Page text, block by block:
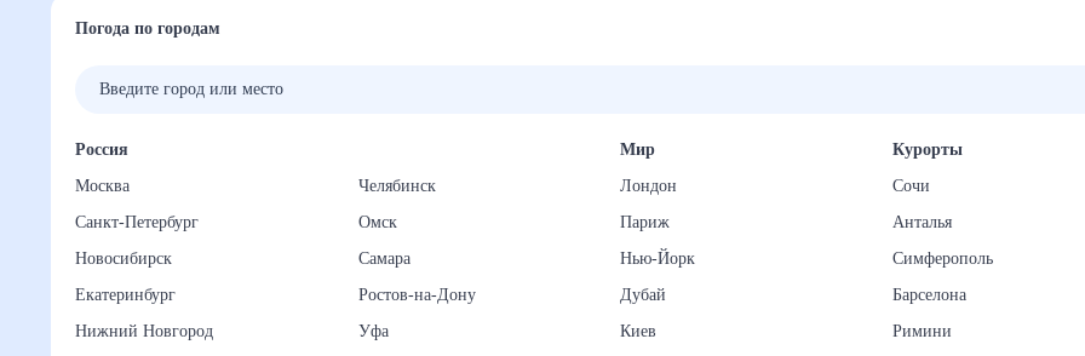
Погода по городам
Россия
Москва
Санкт-Петербург
Новосибирск
Екатеринбург
Нижний Новгород
Челябинск
Омск
Самара
Ростов-на-Дону
Уфа
Мир
Лондон
Париж
Нью-Йорк
Дубай
Киев
Курорты
Сочи
Анталья
Симферополь
Барселона
Римини